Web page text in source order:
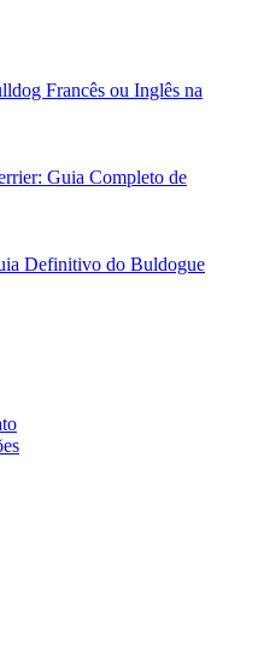
Francês ou Inglês na
Guia Completo de
Definitivo do Buldogue